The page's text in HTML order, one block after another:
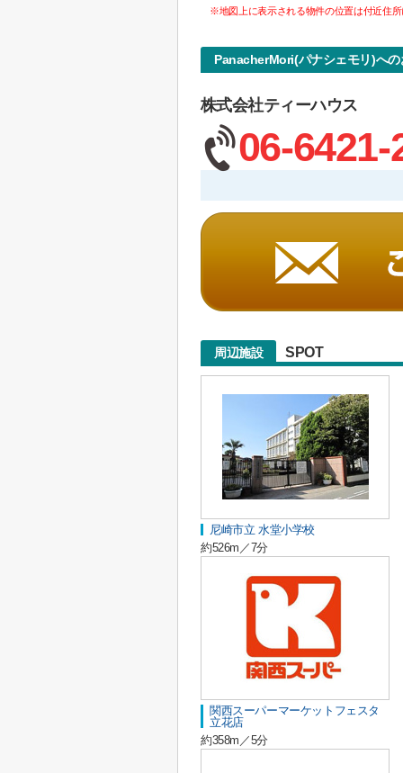
※地図上に表示される物件の位置は付近住
PanacherMori(パナシェモリ)へ
株式会社ティーハウス
06-6421-
周辺施設 SPOT
尼崎市立 水堂小学校
約526m／7分
関西スーパーマーケットフェスタ
立花店
約358m／5分